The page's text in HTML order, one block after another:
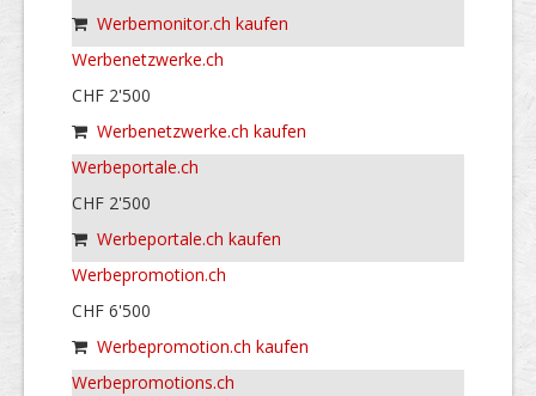
Werbemonitor.ch kaufen
Werbenetzwerke.ch
CHF 2'500
Werbenetzwerke.ch kaufen
Werbeportale.ch
CHF 2'500
Werbeportale.ch kaufen
Werbepromotion.ch
CHF 6'500
Werbepromotion.ch kaufen
Werbepromotions.ch